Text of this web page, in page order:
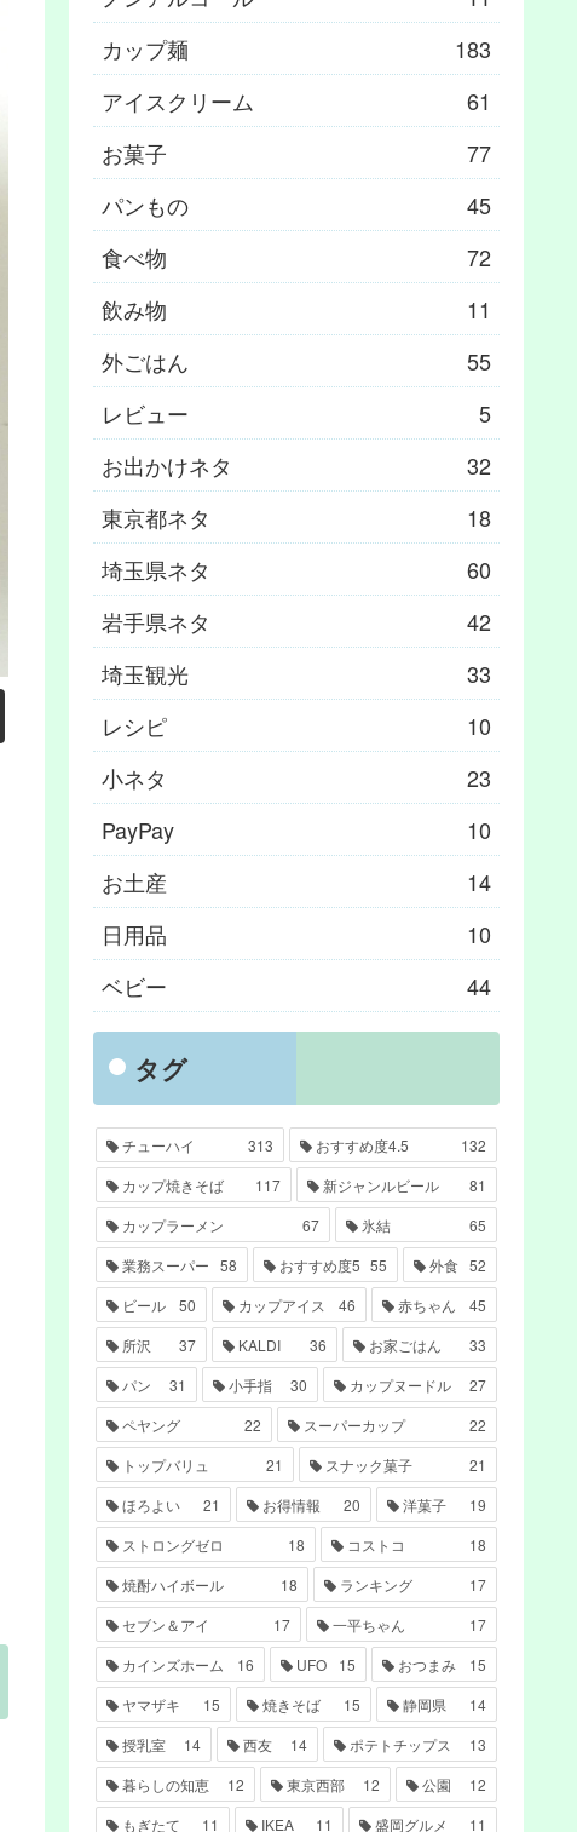
カップ麺
183
アイスクリーム
61
お菓子
77
パンもの
45
食べ物
72
飲み物
11
外ごはん
55
レビュー
5
お出かけネタ
32
東京都ネタ
18
埼玉県ネタ
60
岩手県ネタ
42
埼玉観光
33
レシピ
10
小ネタ
23
PayPay
10
お土産
14
日用品
10
ベビー
44
タグ
チューハイ 313 おすすめ度4.5
132
カップ焼きそば
117 新ジャンルビール
81
カップラーメン
67 氷結
65
業務スーパー 58 おすすめ度5 55 外食 52
ビール
50 カップアイス 46 赤ちゃん
45
所沢
37 KALDI 36 お家ごはん
33
パン
31 小手指 30 カップヌードル
27
ペヤング
22 スーパーカップ
22
トップバリュ
21 スナック菓子
21
ほろよい
21 お得情報 20 洋菓子
19
ストロングゼロ
18 コストコ
18
焼酎ハイボール
18 ランキング
17
セブン＆アイ
17 一平ちゃん
17
カインズホーム
16 UFO 15 おつまみ
15
ヤマザキ
15 焼きそば 15 静岡県
14
授乳室
14 西友 14 ポテトチップス
13
暮らしの知恵
12 東京西部 12 公園
12
もぎたて
11 IKEA 11 盛岡グルメ 11